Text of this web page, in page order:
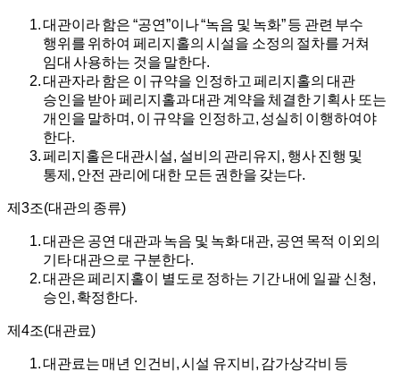
대관이라 함은 “공연”이나 “녹음 및 녹화” 등 관련 부수
행위를 위하여 페리지홀의 시설을 소정의 절차를 거쳐
임대 사용하는 것을 말한다.
대관자라 함은 이 규약을 인정하고 페리지홀의 대관
승인을 받아 페리지홀과 대관 계약을 체결한 기획사 또는
개인을 말하며, 이 규약을 인정하고, 성실히 이행하여야
한다.
페리지홀은 대관시설, 설비의 관리유지, 행사 진행 및
통제, 안전 관리에 대한 모든 권한을 갖는다.
제3조(대관의 종류)
대관은 공연 대관과 녹음 및 녹화 대관, 공연 목적 이외의
기타 대관으로 구분한다.
대관은 페리지홀이 별도로 정하는 기간 내에 일괄 신청,
승인, 확정한다.
제4조(대관료)
대관료는 매년 인건비, 시설 유지비, 감가상각비 등